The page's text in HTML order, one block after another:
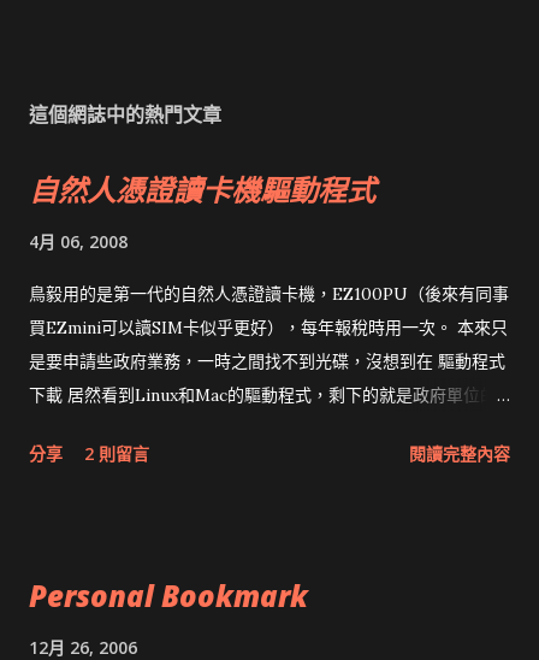
這個網誌中的熱門文章
自然人憑證讀卡機驅動程式
4月 06, 2008
鳥毅用的是第一代的自然人憑證讀卡機，EZ100PU（後來有同事
買EZmini可以讀SIM卡似乎更好），每年報稅時用一次。 本來只
是要申請些政府業務，一時之間找不到光碟，沒想到在 驅動程式
下載 居然看到Linux和Mac的驅動程式，剩下的就是政府單位的
分享 2 則留言 閱讀完整內容
Personal Bookmark
12月 26, 2006